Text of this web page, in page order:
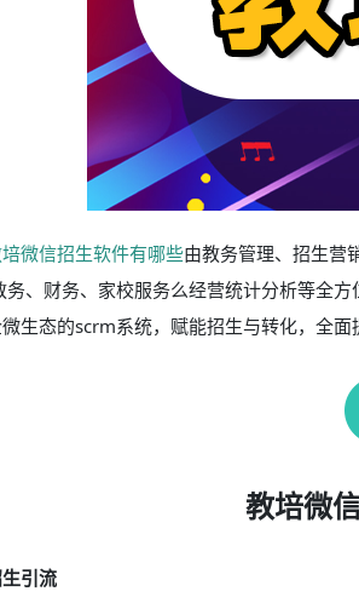
微信招生软件有哪些由教务管理、招生营
务、财务、家校服务么经营统计分析等全
生态的scrm系统，赋能招生与转化，全面
教培微
引流